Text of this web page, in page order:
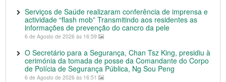
Serviços de Saúde realizaram conferência de imprensa e
actividade “flash mob” Transmitindo aos residentes as
informações de prevenção do cancro da pele
6 de Agosto de 2026 às 16:59
O Secretário para a Segurança, Chan Tsz King, presidiu à
cerimónia da tomada de posse da Comandante do Corpo
de Polícia de Segurança Pública, Ng Sou Peng
6 de Agosto de 2026 às 16:51